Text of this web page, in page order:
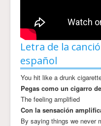
Letra de la
español
You hit like a drunk
Pegas como un cigarro
The feeling amplified
Con la sensación
By saying things we never